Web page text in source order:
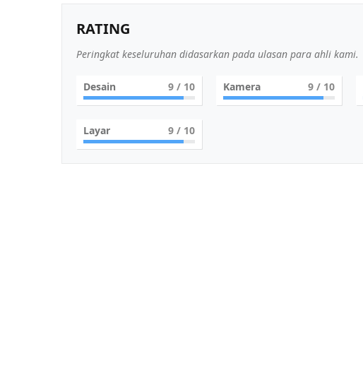
RATING
Peringkat keseluruhan didasarkan pada ulasan para ahli kami.
Desain 9/ 10 Kamera 9/ 10
Layar 9/ 10